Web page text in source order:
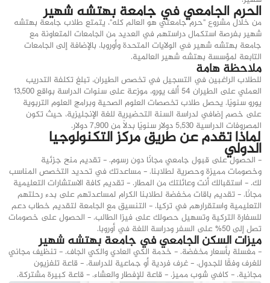
الحرم الجامعي في جامعة بهتشه شهير
من خلال مشروع "حرم جامعتي هو العالم كله"، يتمتع طلاب جامعة بهتشه
شهير بفرصة استكمال دراستهم في العديد من الجامعات المتعاونة مع
جامعة بهتشه شهير في الولايات المتحدة وأوروبا، بالإضافة إلى الجامعات
التابعة لمؤسسة بهتشه شهير العالمية.
ملاحظة هامة
للطلاب الراغبين في التسجيل في تخصص الطيران، تبلغ تكلفة التدريب
العملي على الطيران 54 ألف يورو، موزعة على سنوات الدراسة بواقع 13,500
يورو سنويًا. يحصل طلاب تخصصات العلوم الصحية وبرامج العلوم التربوية
على خصم إضافي لدراسة السنة التحضيرية للغة الإنجليزية، حيث تكون
المصروفات الدراسية 5,530 دولار سنويًا بدلاً من 7,900 دولار.
لماذا تقدم عن طريق مركز التكنولوجيا
الدولي
- الحصول على قبول جامعي مجانًا دون رسوم. - تقديم منح جزئية
وخصومات مميزة وحصرية لطلابنا. - مساعدتك في تحديد التخصص المناسب
لك. - استقبالك أنت وعائلتك من المطار. - تقديم كافة الاستشارات التعليمية
مجانًا. - تقديم باقات مخفضة لطلابنا الكرام لمساعدتهم على بدء رحلتهم
التعليمية واستقرارهم في تركيا. - التنسيق مع الجامعة لتقديم خطاب دعم
للسفارة التركية وتسهيل حصولك على فيزا الطالب. - الحصول على خصومات
تصل إلى 50% على السفر ودراسة اللغة في أوروبا.
ميزات السكن الجامعي في جامعة بهتشه شهير
- مغسلة بأسعار مخفضة. - خدمة الكي العادي والكي الجاف. - تنظيف مجاني
للغرف وفقًا للجدول. - غرف فردية أو جماعية للدراسة. - قاعة تلفزيون
مجانية. - كافي شوب مميز. - قاعة للإفطار والعشاء. - قاعة كبيرة مشتركة.